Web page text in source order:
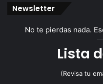
Newsletter
No te pierdas nada.
Lista
(Revisa tu